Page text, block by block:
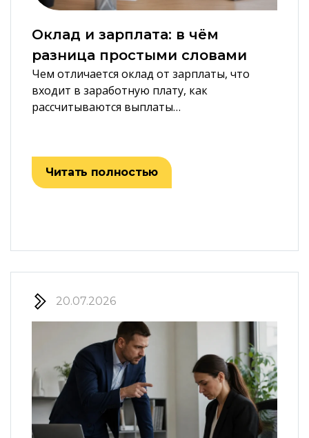
Оклад и зарплата: в чём
разница простыми словами
Чем отличается оклад от зарплаты, что
входит в заработную плату, как
рассчитываются выплаты…
Читать полностью
20.07.2026